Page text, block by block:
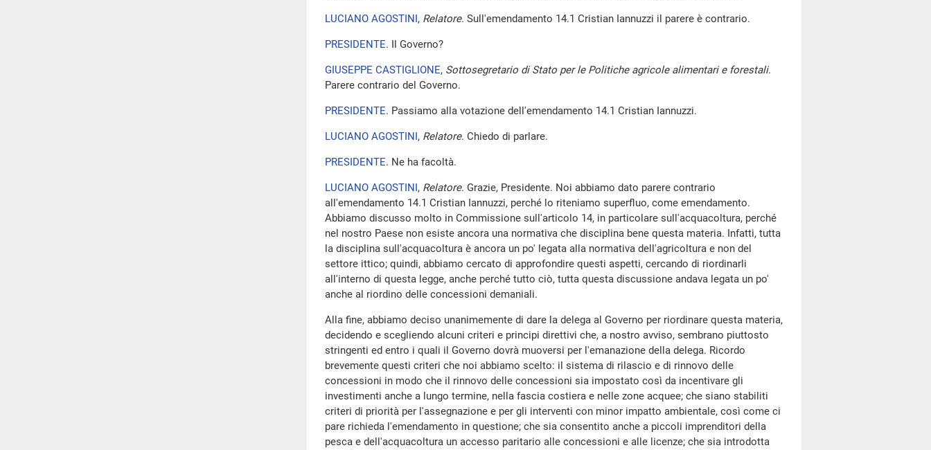
LUCIANO AGOSTINI, Relatore. Sull'emendamento 14.1 Cristian Iannuzzi il parere è contrario.
PRESIDENTE. Il Governo?
GIUSEPPE CASTIGLIONE, Sottosegretario di Stato per le Politiche agricole alimentari e forestali.
Parere contrario del Governo.
PRESIDENTE. Passiamo alla votazione dell'emendamento 14.1 Cristian Iannuzzi.
LUCIANO AGOSTINI, Relatore. Chiedo di parlare.
PRESIDENTE. Ne ha facoltà.
LUCIANO AGOSTINI, Relatore. Grazie, Presidente. Noi abbiamo dato parere contrario
all'emendamento 14.1 Cristian Iannuzzi, perché lo riteniamo superfluo, come emendamento.
Abbiamo discusso molto in Commissione sull'articolo 14, in particolare sull'acquacoltura, perché
nel nostro Paese non esiste ancora una normativa che disciplina bene questa materia. Infatti, tutta
la disciplina sull'acquacoltura è ancora un po' legata alla normativa dell'agricoltura e non del
settore ittico; quindi, abbiamo cercato di approfondire questi aspetti, cercando di riordinarli
all'interno di questa legge, anche perché tutto ciò, tutta questa discussione andava legata un po'
anche al riordino delle concessioni demaniali.
Alla fine, abbiamo deciso unanimemente di dare la delega al Governo per riordinare questa materia,
decidendo e scegliendo alcuni criteri e principi direttivi che, a nostro avviso, sembrano piuttosto
stringenti ed entro i quali il Governo dovrà muoversi per l'emanazione della delega. Ricordo
brevemente questi criteri che noi abbiamo scelto: il sistema di rilascio e di rinnovo delle
concessioni in modo che il rinnovo delle concessioni sia impostato così da incentivare gli
investimenti anche a lungo termine, nella fascia costiera e nelle zone acquee; che siano stabiliti
criteri di priorità per l'assegnazione e per gli interventi con minor impatto ambientale, così come ci
pare richieda l'emendamento in questione; che sia consentito anche a piccoli imprenditori della
pesca e dell'acquacoltura un accesso paritario alle concessioni e alle licenze; che sia introdotta